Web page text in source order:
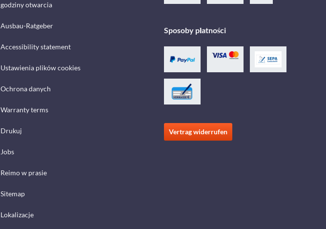
godziny otwarcia
Ausbau-Ratgeber
Accessibility statement
Ustawienia plików cookies
Ochrona danych
Warranty terms
Drukuj
Jobs
Reimo w prasie
Sitemap
Lokalizacje
Sposoby płatności
Vertrag widerrufen